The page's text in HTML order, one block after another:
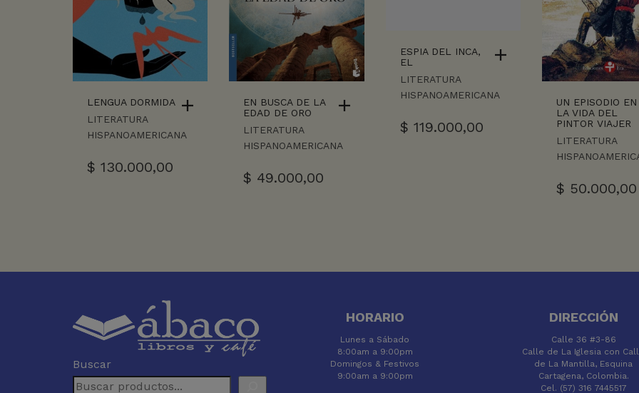
LENGUA DORMIDA
LITERATURA
HISPANOAMERICANA
$ 130.000,00
EN BUSCA DE LA
EDAD DE ORO
LITERATURA
HISPANOAMERICANA
$ 49.000,00
ESPIA DEL INCA,
EL
LITERATURA
HISPANOAMERICANA
$ 119.000,00
UN EPISODIO EN
LA VIDA DEL
PINTOR VIAJER
LITERATURA
$ 50.000,00
Buscar
HORARIO
Lunes a Sábado
8:00am a 9:00pm
Domingos & Festivos
9:00am a 9:00pm
DIRECCIÓN
Calle 36 #3-86
Calle de La Iglesia con
de La Mantilla, Esquina
Cartagena, Colombia.
Cel. (57) 316 7445517